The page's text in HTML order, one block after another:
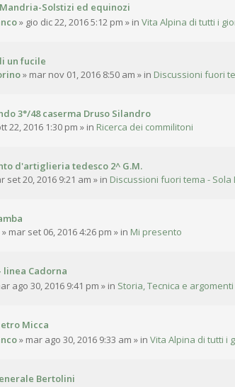
Mandria-Solstizi ed equinozi
» gio dic 22, 2016 5:12 pm » in Vita Alpina di tutti i
un fucile
» mar nov 01, 2016 8:50 am » in Discussioni fuori
3°/48 caserma Druso Silandro
22, 2016 1:30 pm » in Ricerca dei commilitoni
d'artiglieria tedesco 2^ G.M.
set 20, 2016 9:21 am » in Discussioni fuori tema - Sola
» mar set 06, 2016 4:26 pm » in Mi presento
linea Cadorna
ago 30, 2016 9:41 pm » in Storia, Tecnica e
Micca
» mar ago 30, 2016 9:33 am » in Vita Alpina di tutti i
Bertolini